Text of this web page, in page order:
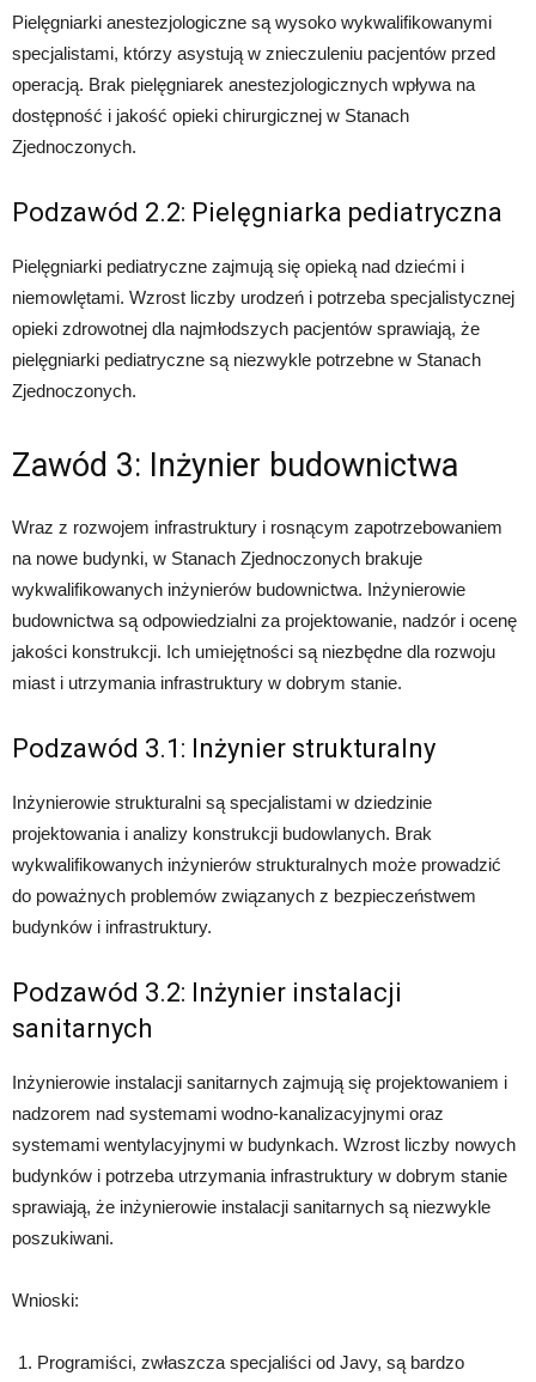
Pielęgniarki anestezjologiczne są wysoko wykwalifikowanymi
specjalistami, którzy asystują w znieczuleniu pacjentów przed
operacją. Brak pielęgniarek anestezjologicznych wpływa na
dostępność i jakość opieki chirurgicznej w Stanach
Zjednoczonych.
Podzawód 2.2: Pielęgniarka pediatryczna
Pielęgniarki pediatryczne zajmują się opieką nad dziećmi i
niemowlętami. Wzrost liczby urodzeń i potrzeba specjalistycznej
opieki zdrowotnej dla najmłodszych pacjentów sprawiają, że
pielęgniarki pediatryczne są niezwykle potrzebne w Stanach
Zjednoczonych.
Zawód 3: Inżynier budownictwa
Wraz z rozwojem infrastruktury i rosnącym zapotrzebowaniem
na nowe budynki, w Stanach Zjednoczonych brakuje
wykwalifikowanych inżynierów budownictwa. Inżynierowie
budownictwa są odpowiedzialni za projektowanie, nadzór i ocenę
jakości konstrukcji. Ich umiejętności są niezbędne dla rozwoju
miast i utrzymania infrastruktury w dobrym stanie.
Podzawód 3.1: Inżynier strukturalny
Inżynierowie strukturalni są specjalistami w dziedzinie
projektowania i analizy konstrukcji budowlanych. Brak
wykwalifikowanych inżynierów strukturalnych może prowadzić
do poważnych problemów związanych z bezpieczeństwem
budynków i infrastruktury.
Podzawód 3.2: Inżynier instalacji
sanitarnych
Inżynierowie instalacji sanitarnych zajmują się projektowaniem i
nadzorem nad systemami wodno-kanalizacyjnymi oraz
systemami wentylacyjnymi w budynkach. Wzrost liczby nowych
budynków i potrzeba utrzymania infrastruktury w dobrym stanie
sprawiają, że inżynierowie instalacji sanitarnych są niezwykle
poszukiwani.
Wnioski:
Programiści, zwłaszcza specjaliści od Javy, są bardzo